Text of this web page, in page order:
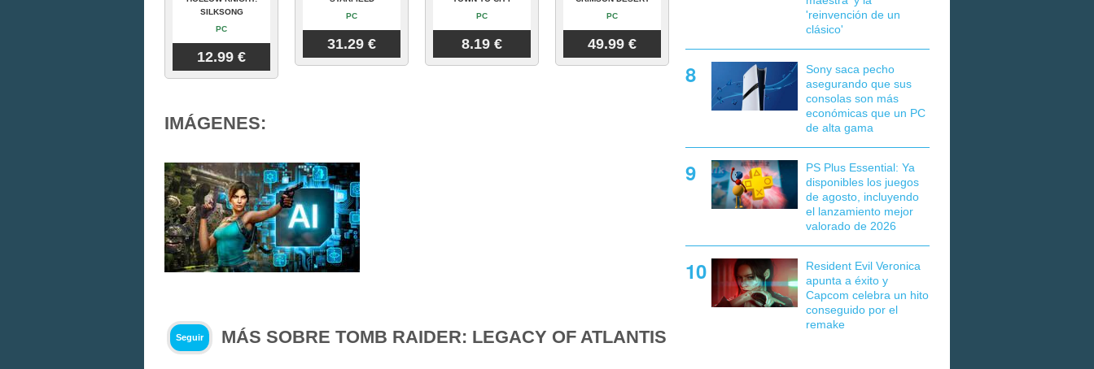
SILKSONG
PC
12.99 €
PC
31.29 €
PC
8.19 €
PC
49.99 €
IMÁGENES:
Seguir MÁS SOBRE TOMB RAIDER: LEGACY OF ATLANTIS
'reinvención de un
clásico'
Sony saca pecho
asegurando que sus
consolas son más
económicas que un PC
de alta gama
PS Plus Essential: Ya
disponibles los juegos
de agosto, incluyendo
el lanzamiento mejor
valorado de 2026
Resident Evil Veronica
apunta a éxito y
Capcom celebra un hito
conseguido por el
remake